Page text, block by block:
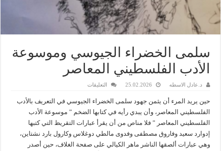
سلمى الخضراء الجيوسي وموسوعة
الأدب الفلسطيني المعاصر
د.عادل الاسطه 25.02.2026 التعليقات
الجيوسي
وموسوعة
الأدب
الفلسطيني
مغلقة
حين يريد المرء أن يثمن جهود سلمى الخضراء الجيوسي في التعريف بالأدب
الفلسطيني المعاصر، وأن يبدي رأيه في كتابها الضخم ” موسوعة الأدب
الفلسطيني المعاصر ” فلا مناص من أن يقرأ عبارات التقريظ التي كتبها
إدوارد سعيد وفاروق مصطفى وفدوى مالطي دوغلاس وكارول بارد نشتاين،
وهي عبارات ألصقها الناشر ماهر الكيالي على صفحة الغلاف، حين أصدر